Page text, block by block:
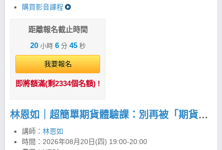
股最高 19 倍的獲利機會，學員對帳單與獲利見證更是
單、更有紀律的方法，看懂市場、掌握趨勢。 2條均
為輔，搭配四大法寶的完整運用，就是最務實簡單的
投資方法。按照紀律操作，投資人依策略可以把風險
控制在最小化。交易商品舉凡台股、期貨、美股、海
外期貨…，只要看懂K線圖，就能運用「超簡單投資
法」投資全世界，抓緊趨勢賺進波段財。 飆股女王：
(APP) 4.強棒旺旺來(APP/PC) 林恩如｜強棒旺旺來
旺來Android下載 >>https://cmy.tw/00B2TP
購買影音課程
距離報名截止時間
20小時 6分 44秒
我要報名
即將額滿(剩2334個名額) !
林恩如｜超簡單期貨體驗課：別再被「期貨很危險」限制你的獲利！
講師： 林恩如
時間： 2026年08月20日(四) 19:00-20:00